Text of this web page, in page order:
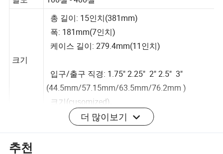
밀도
100셀 - 400셀
총 길이: 15인치(381mm)
폭: 181mm(7인치)
입구/출구 직경: 1.75" 2.25" 2" 2.5" 3"
(44.5mm/57.15mm/63.5mm/76.2mm )
크기(cusomized),
샘플 사용 가능
더 많이보기
추천